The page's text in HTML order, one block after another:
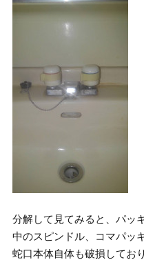
分解して見てみると、パッ
中のスピンドル、コマパッ
蛇口本体自体も破損しており